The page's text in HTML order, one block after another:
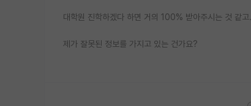
대학원 진학하겠다 하면 거의 100% 받아주시는 것 같
제가 잘못된 정보를 가지고 있는 건가요?